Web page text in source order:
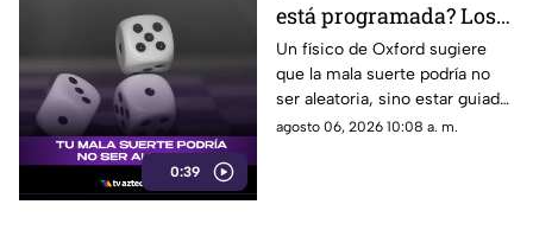
0:39
está programada? Los
patrones ocultos detrás
del azar
Un físico de Oxford sugiere
que la mala suerte podría no
ser aleatoria, sino estar guiada
por leyes ocultas y fuerzas
agosto 06, 2026 10:08 a. m.